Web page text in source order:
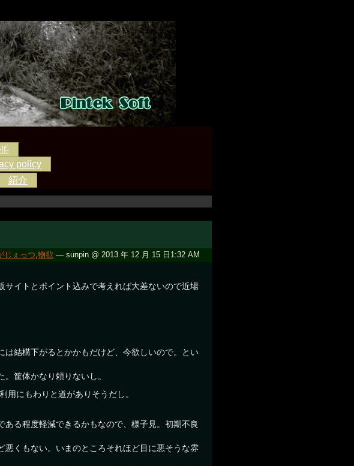
policy
紹介
じぇっつ,物欲 — sunpin @ 2013 年 12 月 15 日1:32 AM
サイトとポイント込みで考えれば大差ないので近場
は結構下がるとかかもだけど、今欲しいので。とい
筐体かなり頼りないし。
用にもわりと道がありそうだし。
ある程度軽減できるかもなので、様子見。初期不良
悪くもない。いまのところそれほど目に悪そうな雰